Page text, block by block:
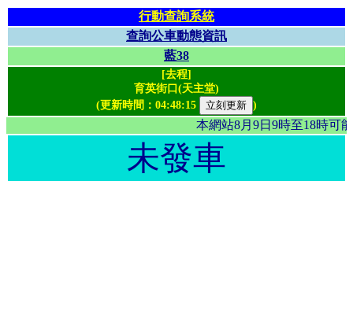
行動查詢系統
查詢公車動態資訊
藍38
[去程]
育英街口(天主堂)
(更新時間： 04:48:15 )
本網站8月9日9時至18
未發車